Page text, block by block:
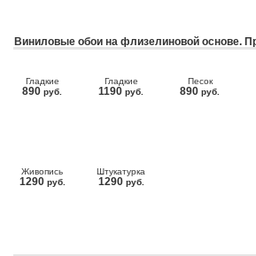
Виниловые обои на флизелиновой основе.
Гладкие
890 руб.
Гладкие
1190 руб.
Песок
890 руб.
Живопись
1290 руб.
Штукатурка
1290 руб.